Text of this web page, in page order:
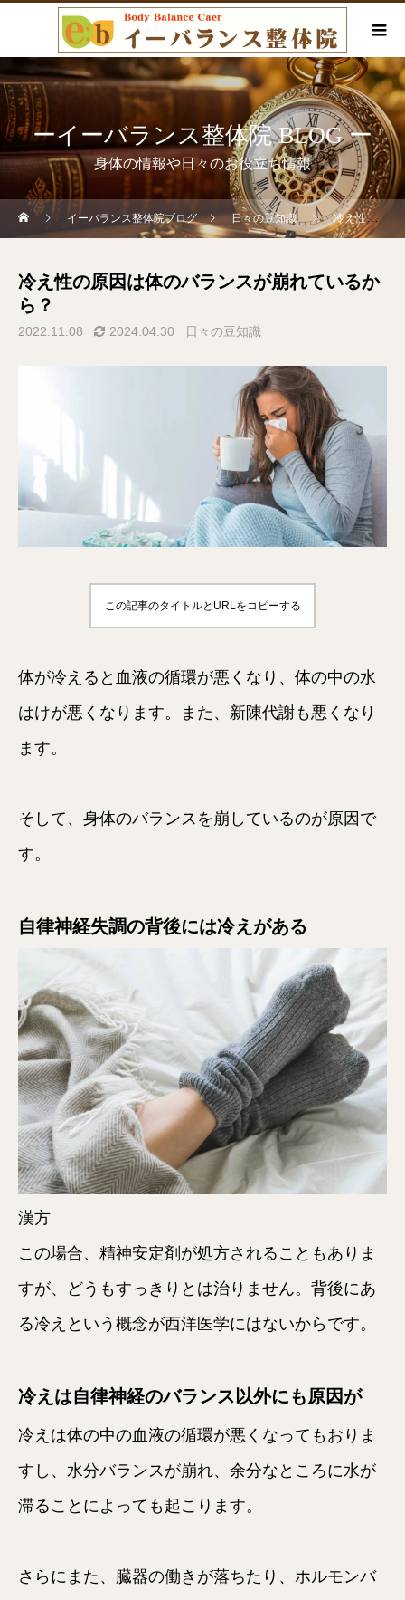
ーイーバランス整体院 BLOG ー
身体の情報や日々のお役立ち情報
イーバランス整体院ブログ 日々の豆知識 冷え性の原因は体のバランスが崩れているから？
冷え性の原因は体のバランスが崩れているか
ら？
2022.11.08 2024.04.30 日々の豆知識
この記事のタイトルとURLをコピーする
体が冷えると血液の循環が悪くなり、体の中の水
はけが悪くなります。また、新陳代謝も悪くなり
ます。
そして、身体のバランスを崩しているのが原因で
す。
自律神経失調の背後には冷えがある
漢方
この場合、精神安定剤が処方されることもありま
すが、どうもすっきりとは治りません。背後にあ
る冷えという概念が西洋医学にはないからです。
冷えは自律神経のバランス以外にも原因が
冷えは体の中の血液の循環が悪くなってもおりま
すし、水分バランスが崩れ、余分なところに水が
滞ることによっても起こります。
さらにまた、臓器の働きが落ちたり、ホルモンバ